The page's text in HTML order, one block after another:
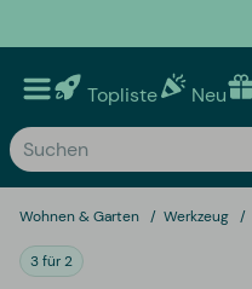
Topliste Neu
Wohnen & Garten Werkzeug
3 für 2